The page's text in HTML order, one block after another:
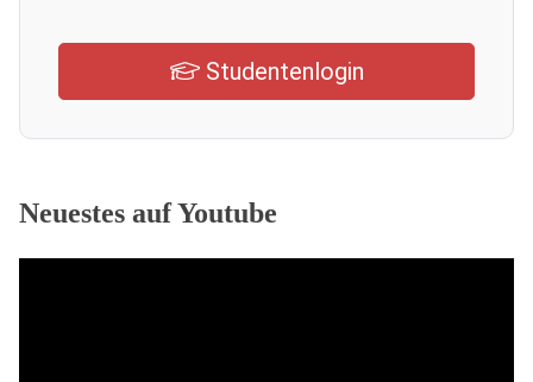
Studentenlogin
Neuestes auf Youtube